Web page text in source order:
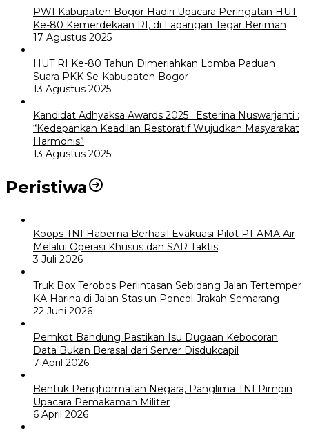
PWI Kabupaten Bogor Hadiri Upacara Peringatan HUT
Ke-80 Kemerdekaan RI, di Lapangan Tegar Beriman
17 Agustus 2025
HUT RI Ke-80 Tahun Dimeriahkan Lomba Paduan
Suara PKK Se-Kabupaten Bogor
13 Agustus 2025
Kandidat Adhyaksa Awards 2025 : Esterina Nuswarjanti :
“Kedepankan Keadilan Restoratif Wujudkan Masyarakat
Harmonis”
13 Agustus 2025
Peristiwa
Koops TNI Habema Berhasil Evakuasi Pilot PT AMA Air
Melalui Operasi Khusus dan SAR Taktis
3 Juli 2026
Truk Box Terobos Perlintasan Sebidang Jalan Tertemper
KA Harina di Jalan Stasiun Poncol-Jrakah Semarang
22 Juni 2026
Pemkot Bandung Pastikan Isu Dugaan Kebocoran
Data Bukan Berasal dari Server Disdukcapil
7 April 2026
Bentuk Penghormatan Negara, Panglima TNI Pimpin
Upacara Pemakaman Militer
6 April 2026